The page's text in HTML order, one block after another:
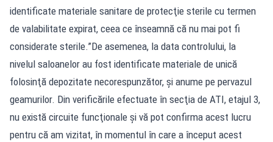
identificate materiale sanitare de protecţie sterile cu termen
de valabilitate expirat, ceea ce înseamnă că nu mai pot fi
considerate sterile.”De asemenea, la data controlului, la
nivelul saloanelor au fost identificate materiale de unică
folosinţă depozitate necorespunzător, şi anume pe pervazul
geamurilor. Din verificările efectuate în secţia de ATI, etajul 3,
nu există circuite funcţionale şi vă pot confirma acest lucru
pentru că am vizitat, în momentul în care a început acest